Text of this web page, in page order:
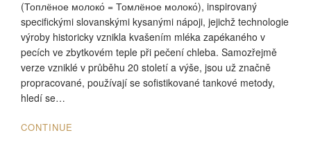
(Топлёное молоко́ = Томлёное молоко́), inspirovaný
specifickými slovanskými kysanými nápoji, jejichž technologie
výroby historicky vznikla kvašením mléka zapékaného v
pecích ve zbytkovém teple při pečení chleba. Samozřejmě
verze vzniklé v průběhu 20 století a výše, jsou už značně
propracované, používají se sofistikované tankové metody,
hledí se…
CONTINUE